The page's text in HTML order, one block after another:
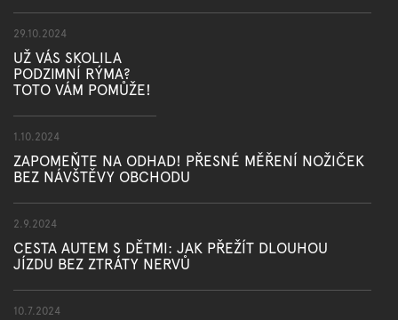
29.10.2024
UŽ VÁS SKOLILA
PODZIMNÍ RÝMA?
TOTO VÁM POMŮŽE!
1.10.2024
ZAPOMEŇTE NA ODHAD! PŘESNÉ MĚŘENÍ NOŽIČEK
BEZ NÁVŠTĚVY OBCHODU
2.9.2024
CESTA AUTEM S DĚTMI: JAK PŘEŽÍT DLOUHOU
JÍZDU BEZ ZTRÁTY NERVŮ
10.7.2024